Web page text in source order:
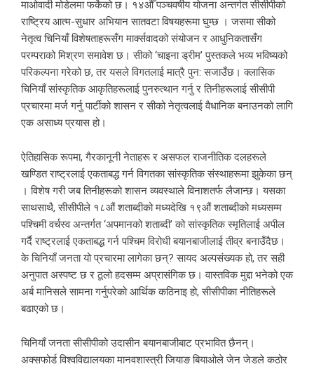
माओवादी मोडेलमा फर्केको छ। १४औँ पञ्चवर्षीय योजना अन्तर्गत सीसीपीको
राष्ट्रिय आत्म-सुधार अभियान सातवटा विषयहरूमा घुम्छ । जसमा सीको
नेतृत्व चिनियाँ विशेषताहरूसँग मार्क्सवादको संयोजन र आधुनिकतासँग
परम्पराको मिश्रण समावेश छ। सीको ‘चाइना ड्रीम’ पुस्तकले भव्य भविष्यको
परिकल्पना गरेको छ, तर यसले विगतलाई मात्रै पुन: सजाउँछ। क्लासिक
चिनियाँ सांस्कृतिक आकृतिहरूलाई पुनरुत्थान गर्नु र तिनीहरूलाई सीसीपी
प्रचारमा मर्ज गर्नु पार्टीको शासन र सीको नेतृत्वलाई वैधानिक बनाउनको लागि
एक असाध्य प्रयास हो।
ऐतिहासिक रूपमा, गैरकानूनी नेताहरू र असफल राजनीतिक दलहरूले
खण्डित राष्ट्रलाई एकताबद्ध गर्न विगतका सांस्कृतिक संस्थाहरूमा झुकेका छन्
। विशेष गरी जब तिनीहरूको शासन व्यवस्थाले विनाशतर्फ लैजान्छ। यसका
साथसाथै, सीसीपीले १८औं शताब्दीको मध्यदेखि १९औं शताब्दीको मध्यसम्म
पश्चिमी वर्चस्व अन्तर्गत ‘अपमानको शताब्दी’ को सांस्कृतिक स्मृतिलाई अपील
गर्दै राष्ट्रलाई एकताबद्ध गर्न पश्चिम विरोधी बयानबाजीलाई तीव्र बनाउँदैछ।
के चिनियाँ जनता यो प्रचारमा लागेका छन्? सायद अल्पसंख्यक हो, तर सही
अनुपात अस्पष्ट छ र ठूलो हदसम्म अप्रासंगिक छ। वास्तविक मुद्दा भनेको एक
अर्ब मानिसले सामना गर्नुपरेको आर्थिक कठिनाइ हो, सीसीपीका नीतिहरूले
बढाएको छ।
चिनियाँ जनता सीसीपीको उदासीन बयानबाजीबाट प्रभावित छैनन्।
अक्सफोर्ड विश्वविद्यालयका मानवशास्त्री जियाङ बियाओले जेन जेडले कठोर